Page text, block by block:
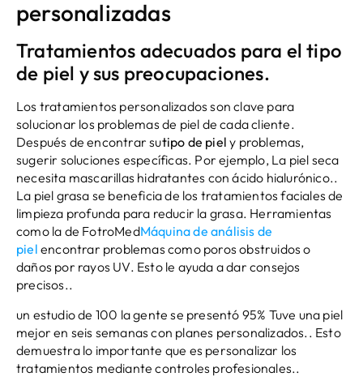
personalizadas
Tratamientos adecuados para el tipo
de piel y sus preocupaciones.
Los tratamientos personalizados son clave para
solucionar los problemas de piel de cada cliente.
Después de encontrar sutipo de piel y problemas,
sugerir soluciones específicas. Por ejemplo, La piel seca
necesita mascarillas hidratantes con ácido hialurónico..
La piel grasa se beneficia de los tratamientos faciales de
limpieza profunda para reducir la grasa. Herramientas
como la de FotroMedMáquina de análisis de
piel encontrar problemas como poros obstruidos o
daños por rayos UV. Esto le ayuda a dar consejos
precisos..
un estudio de 100 la gente se presentó 95% Tuve una piel
mejor en seis semanas con planes personalizados.. Esto
demuestra lo importante que es personalizar los
tratamientos mediante controles profesionales..